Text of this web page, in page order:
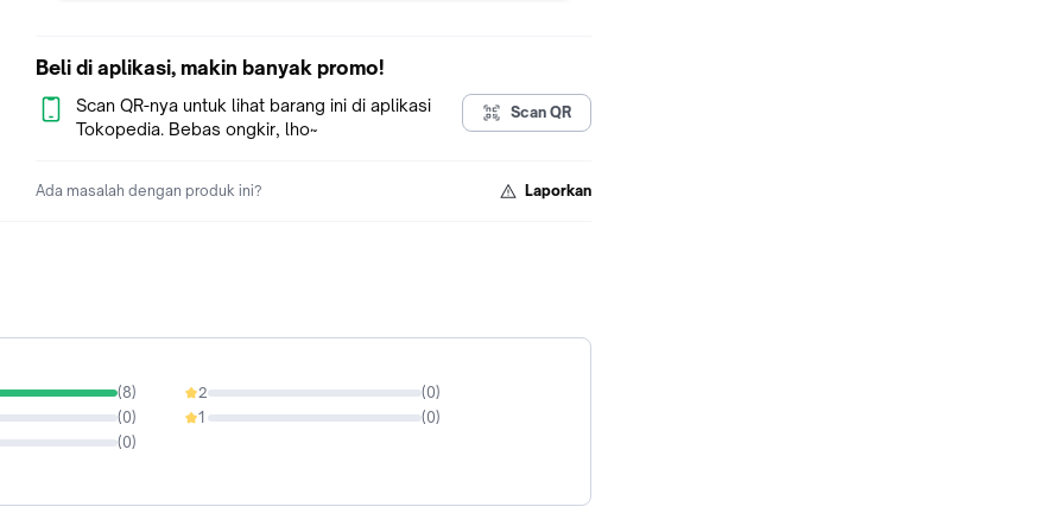
tidak hanya lezat, tetapi juga memikat hati pelanggan."
Beli di aplikasi, makin banyak promo!
Scan QR-nya untuk lihat barang ini di aplikasi
Tokopedia. Bebas ongkir, lho~
Scan QR
Ada masalah dengan produk ini? Laporkan
(8)
(0)
(0)
2 (0)
0%
1 (0)
0%